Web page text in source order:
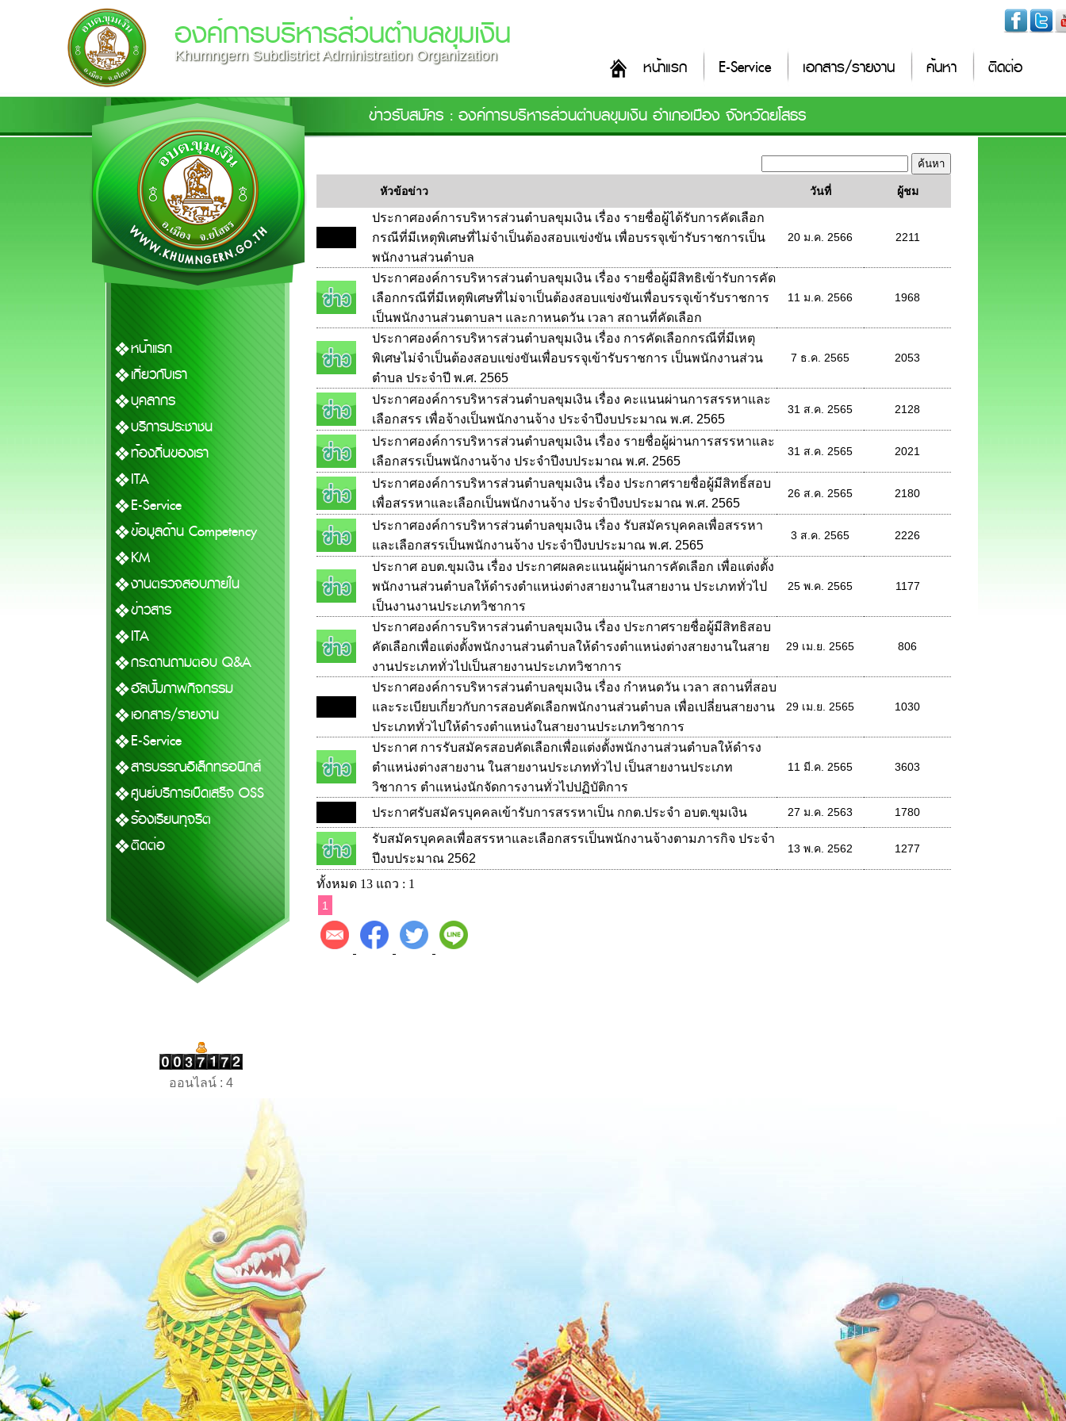
องค์การบริหารส่วนตำบลขุมเงิน
Khumngern Subdistrict Administration Organization
หน้าแรก E-Service เอกสาร/รายงาน ค้นหา ติดต่อ
ข่าวรับสมัคร : องค์การบริหารส่วนตำบลขุมเงิน อำเภอเมือง จังหวัดยโสธร
หน้าแรก
เกี่ยวกับเรา
บุคลากร
บริการประชาชน
ท้องถิ่นของเรา
ITA
E-Service
ข้อมูลด้าน Competency
KM
งานตรวจสอบภายใน
ข่าวสาร
ITA
กระดานถามตอบ Q&A
อัลบั้มภาพกิจกรรม
เอกสาร/รายงาน
E-Service
สารบรรณอิเล็กทรอนิกส์
ศูนย์บริการเบ็ดเสร็จ OSS
ร้องเรียนทุจริต
ติดต่อ
ออนไลน์ : 4
หัวข้อข่าว วันที่ ผู้ชม
ประกาศองค์การบริหารส่วนตำบลขุมเงิน เรื่อง รายชื่อผู้ได้รับการคัดเลือก
กรณีที่มีเหตุพิเศษที่ไม่จำเป็นต้องสอบแข่งขัน เพื่อบรรจุเข้ารับราชการเป็น
พนักงานส่วนตำบล
20 ม.ค. 2566 2211
ประกาศองค์การบริหารส่วนตำบลขุมเงิน เรื่อง รายชื่อผู้มีสิทธิเข้ารับการคัด
เลือกกรณีที่มีเหตุพิเศษที่ไม่จาเป็นต้องสอบแข่งขันเพื่อบรรจุเข้ารับราชการ
เป็นพนักงานส่วนตาบลฯ และกาหนดวัน เวลา สถานที่คัดเลือก
11 ม.ค. 2566 1968
ประกาศองค์การบริหารส่วนตำบลขุมเงิน เรื่อง การคัดเลือกกรณีที่มีเหตุ
พิเศษไม่จำเป็นต้องสอบแข่งขันเพื่อบรรจุเข้ารับราชการ เป็นพนักงานส่วน
ตำบล ประจำปี พ.ศ. 2565
7 ธ.ค. 2565 2053
ประกาศองค์การบริหารส่วนตำบลขุมเงิน เรื่อง คะแนนผ่านการสรรหาและ
เลือกสรร เพื่อจ้างเป็นพนักงานจ้าง ประจำปีงบประมาณ พ.ศ. 2565
31 ส.ค. 2565 2128
ประกาศองค์การบริหารส่วนตำบลขุมเงิน เรื่อง รายชื่อผู้ผ่านการสรรหาและ
เลือกสรรเป็นพนักงานจ้าง ประจำปีงบประมาณ พ.ศ. 2565
31 ส.ค. 2565 2021
ประกาศองค์การบริหารส่วนตำบลขุมเงิน เรื่อง ประกาศรายชื่อผู้มีสิทธิ์สอบ
เพื่อสรรหาและเลือกเป็นพนักงานจ้าง ประจำปีงบประมาณ พ.ศ. 2565
26 ส.ค. 2565 2180
ประกาศองค์การบริหารส่วนตำบลขุมเงิน เรื่อง รับสมัครบุคคลเพื่อสรรหา
และเลือกสรรเป็นพนักงานจ้าง ประจำปีงบประมาณ พ.ศ. 2565
3 ส.ค. 2565 2226
ประกาศ อบต.ขุมเงิน เรื่อง ประกาศผลคะแนนผู้ผ่านการคัดเลือก เพื่อแต่งตั้ง
พนักงานส่วนตำบลให้ดำรงตำแหน่งต่างสายงานในสายงาน ประเภททั่วไป
เป็นงานงานประเภทวิชาการ
25 พ.ค. 2565 1177
ประกาศองค์การบริหารส่วนตำบลขุมเงิน เรื่อง ประกาศรายชื่อผู้มีสิทธิสอบ
คัดเลือกเพื่อแต่งตั้งพนักงานส่วนตำบลให้ดำรงตำแหน่งต่างสายงานในสาย
งานประเภททั่วไปเป็นสายงานประเภทวิชาการ
29 เม.ย. 2565 806
ประกาศองค์การบริหารส่วนตำบลขุมเงิน เรื่อง กำหนดวัน เวลา สถานที่สอบ
และระเบียบเกี่ยวกับการสอบคัดเลือกพนักงานส่วนตำบล เพื่อเปลี่ยนสายงาน
ประเภททั่วไปให้ดำรงตำแหน่งในสายงานประเภทวิชาการ
29 เม.ย. 2565 1030
ประกาศ การรับสมัครสอบคัดเลือกเพื่อแต่งตั้งพนักงานส่วนตำบลให้ดำรง
ตำแหน่งต่างสายงาน ในสายงานประเภททั่วไป เป็นสายงานประเภท
วิชาการ ตำแหน่งนักจัดการงานทั่วไปปฏิบัติการ
11 มี.ค. 2565 3603
ประกาศรับสมัครบุคคลเข้ารับการสรรหาเป็น กกต.ประจำ อบต.ขุมเงิน 27 ม.ค. 2563 1780
รับสมัครบุคคลเพื่อสรรหาและเลือกสรรเป็นพนักงานจ้างตามภารกิจ ประจำ
ปีงบประมาณ 2562
13 พ.ค. 2562 1277
ทั้งหมด 13 แถว : 1
1